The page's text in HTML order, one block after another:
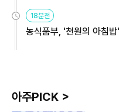
원
18분전
농식품부, '천원의 아침
아주PICK >